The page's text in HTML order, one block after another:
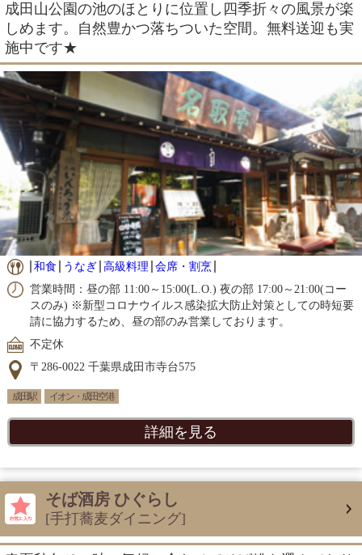
成田山公園の池のほとりに位置し四季折々の風景が楽
しめます。自然豊かつ落ちついた空間。無料送迎も実
施中です★
和食 うなぎ 高級料理 会席・割烹
営業時間：昼の部 11:00～15:00(L.O.) 夜の部 17:00～21:00(コー
スのみ) ※新型コロナウイルス感染拡大防止対策としての時短要
請に協力するため、昼の部のみ営業しております。
不定休
〒286-0022 千葉県成田市寺台575
成田駅 イオン・成田空港
詳細を見る
そば酒房 ひぐらし
[手打蕎麦ダイニング]